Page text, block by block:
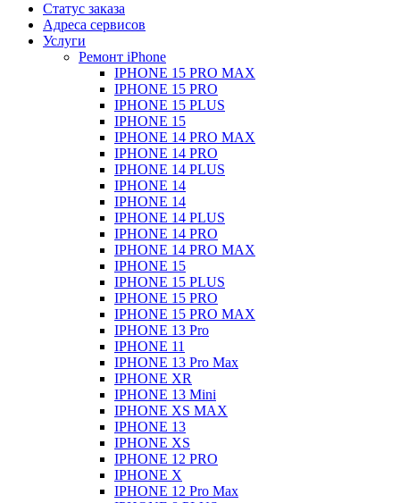
Статус заказа
Адреса сервисов
Услуги
Ремонт iPhone
IPHONE 15 PRO MAX
IPHONE 15 PRO
IPHONE 15 PLUS
IPHONE 15
IPHONE 14 PRO MAX
IPHONE 14 PRO
IPHONE 14 PLUS
IPHONE 14
IPHONE 14
IPHONE 14 PLUS
IPHONE 14 PRO
IPHONE 14 PRO MAX
IPHONE 15
IPHONE 15 PLUS
IPHONE 15 PRO
IPHONE 15 PRO MAX
IPHONE 13 Pro
IPHONE 11
IPHONE 13 Pro Max
IPHONE XR
IPHONE 13 Mini
IPHONE XS MAX
IPHONE 13
IPHONE XS
IPHONE 12 PRO
IPHONE X
IPHONE 12 Pro Max